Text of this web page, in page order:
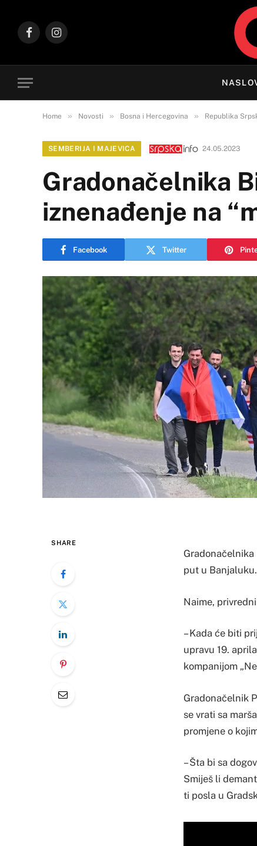
FacebookInstagram
Home » Novosti » Bosna i Hercegovina » Republika
SEMBERIJA I MAJEVICA 24.05.2023
Gradonačelnika
iznenađenje na
Facebook Twitter
SHARE
put u Banjaluku.
Naime,
– Kada će biti
upravu 19.
kompanijom
Gradonačelnik
se vrati sa
promjene o
– Šta bi sa
Smiješ li
ti posla u